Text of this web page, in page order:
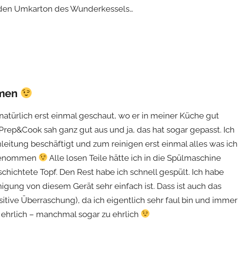
Umkarton des Wunderkessels…
erst einmal geschaut, wo er in meiner Küche gut
sah ganz gut aus und ja, das hat sogar gepasst. Ich
beschäftigt und zum reinigen erst einmal alles was ich
Alle losen Teile hätte ich in die Spülmaschine
Topf. Den Rest habe ich schnell gespült. Ich habe
von diesem Gerät sehr einfach ist. Dass ist auch das
Überraschung), da ich eigentlich sehr faul bin und immer
– manchmal sogar zu ehrlich